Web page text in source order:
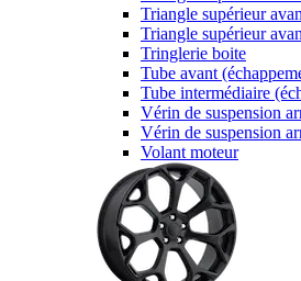
Triangle supérieur
Triangle supérieur
Tringlerie boite
Tube avant
Tube intermédiaire
Vérin de suspension
Vérin de suspension
Volant moteur